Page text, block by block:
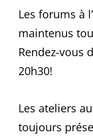
Les forums à
maintenus
Rendez-vous
20h30!
Les ateliers
toujours